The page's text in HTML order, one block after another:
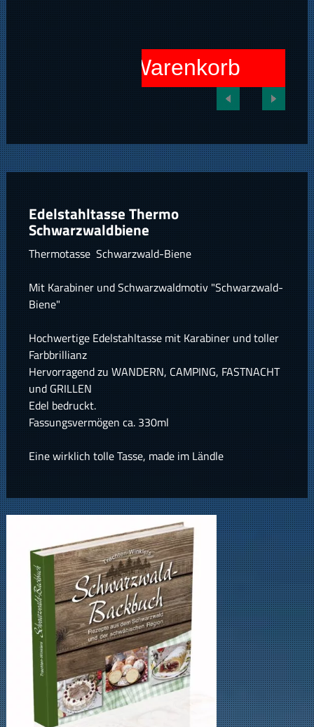
In den Warenkorb
Edelstahltasse Thermo
Schwarzwaldbiene
Thermotasse Schwarzwald-Biene
Mit Karabiner und Schwarzwaldmotiv "Schwarzwald-
Biene"
Hochwertige Edelstahltasse mit Karabiner und toller
Farbbrillianz
Hervorragend zu WANDERN, CAMPING, FASTNACHT
und GRILLEN
Edel bedruckt.
Fassungsvermögen ca. 330ml
Eine wirklich tolle Tasse, made im Ländle